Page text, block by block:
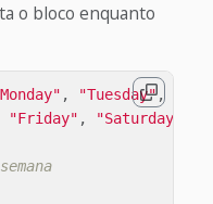
o bloco enquanto
, "Tuesday",
"Friday" , "Saturday"